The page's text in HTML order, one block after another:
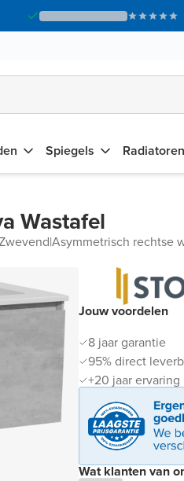
Spiegels Radiatoren
Wastafel
|Asymmetrisch rechtse
Jouw voordelen
8 jaar garantie
95% direct
+20 jaar
Wat klanten van